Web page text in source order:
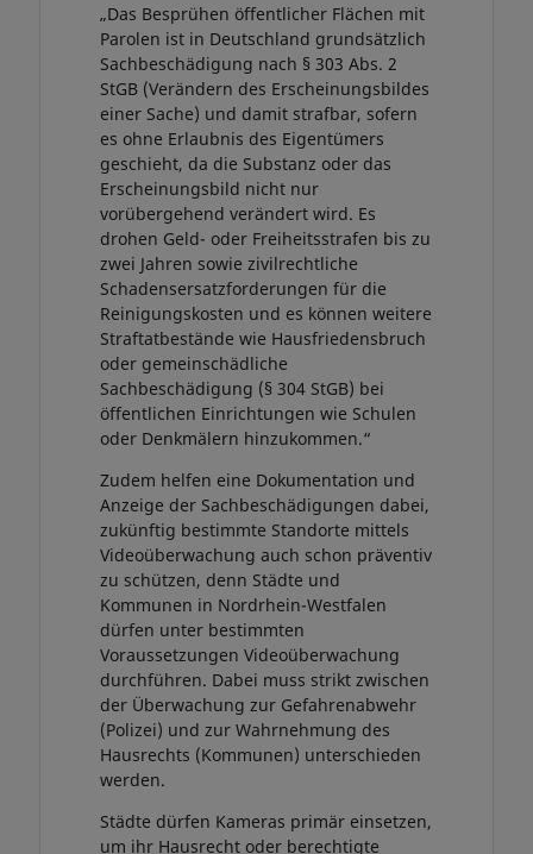
„Das Besprühen öffentlicher Flächen mit
Parolen ist in Deutschland grundsätzlich
Sachbeschädigung nach § 303 Abs. 2
StGB (Verändern des Erscheinungsbildes
einer Sache) und damit strafbar, sofern
es ohne Erlaubnis des Eigentümers
geschieht, da die Substanz oder das
Erscheinungsbild nicht nur
vorübergehend verändert wird. Es
drohen Geld- oder Freiheitsstrafen bis zu
zwei Jahren sowie zivilrechtliche
Schadensersatzforderungen für die
Reinigungskosten und es können weitere
Straftatbestände wie Hausfriedensbruch
oder gemeinschädliche
Sachbeschädigung (§ 304 StGB) bei
öffentlichen Einrichtungen wie Schulen
oder Denkmälern hinzukommen.“
Zudem helfen eine Dokumentation und
Anzeige der Sachbeschädigungen dabei,
zukünftig bestimmte Standorte mittels
Videoüberwachung auch schon präventiv
zu schützen, denn Städte und
Kommunen in Nordrhein-Westfalen
dürfen unter bestimmten
Voraussetzungen Videoüberwachung
durchführen. Dabei muss strikt zwischen
der Überwachung zur Gefahrenabwehr
(Polizei) und zur Wahrnehmung des
Hausrechts (Kommunen) unterschieden
werden.
Städte dürfen Kameras primär einsetzen,
um ihr Hausrecht oder berechtigte